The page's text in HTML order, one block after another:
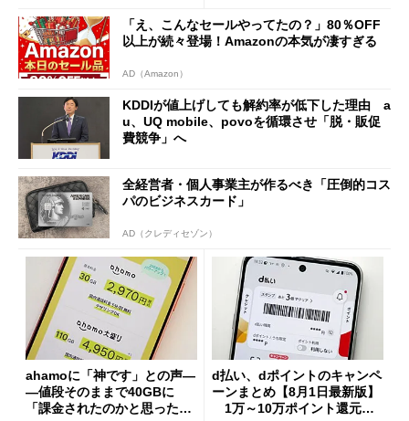
「え、こんなセールやってたの？」80％OFF
以上が続々登場！Amazonの本気が凄すぎる
AD（Amazon）
KDDIが値上げしても解約率が低下した理由 a
u、UQ mobile、povoを循環させ「脱・販促
費競争」へ
全経営者・個人事業主が作るべき「圧倒的コス
パのビジネスカード」
AD（クレディセゾン）
ahamoに「神です」との声―
―値段そのままで40GBに
「課金されたのかと思った」
d払い、dポイントのキャンペ
ーンまとめ【8月1日最新版】
1万～10万ポイント還元の